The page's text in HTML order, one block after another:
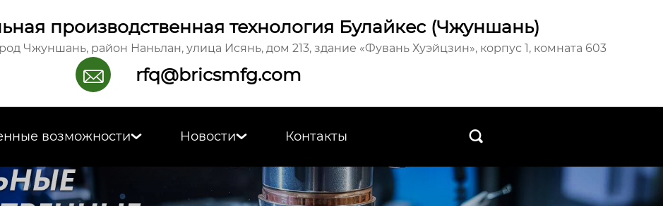
производственная технология Булайкес (Чжуншань)
Чжуншань, район Наньлан, улица Исянь, дом 213, здание «Фувань Хуэйцзин», корпус 1, комната 603
 rfq@bricsmfg.com
возможности Новости Контакты 